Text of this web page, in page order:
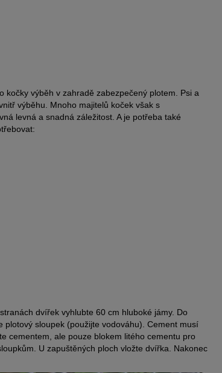
výběh v zahradě zabezpečený plotem. Psi a
výběhu. Mnoho majitelů koček však s
levná a snadná záležitost. A je potřeba také
dvířek vyhlubte 60 cm hluboké jámy. Do
sloupek (použijte vodováhu). Cement musí
cementem, ale pouze blokem litého cementu pro
U zapuštěných ploch vložte dvířka. Nakonec